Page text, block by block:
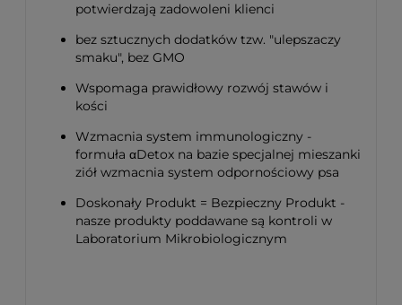
potwierdzają zadowoleni klienci
bez sztucznych dodatków tzw. "ulepszaczy
smaku", bez GMO
Wspomaga prawidłowy rozwój stawów i
kości
Wzmacnia system immunologiczny -
formuła αDetox na bazie specjalnej mieszanki
ziół wzmacnia system odpornościowy psa
Doskonały Produkt = Bezpieczny Produkt -
nasze produkty poddawane są kontroli w
Laboratorium Mikrobiologicznym